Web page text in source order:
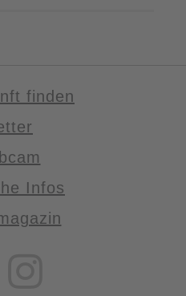
finden
Infos